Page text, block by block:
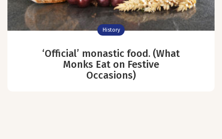
History
‘Official’ monastic food. (What
Monks Eat on Festive
Occasions)